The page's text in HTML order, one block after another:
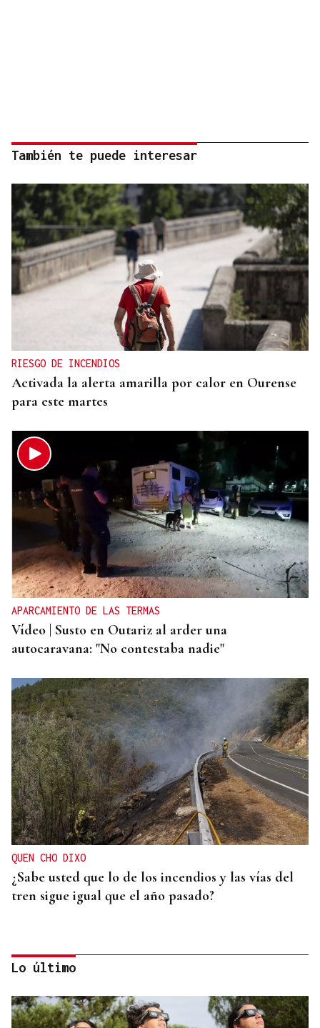
También te puede interesar
RIESGO DE INCENDIOS
Activada la alerta amarilla por calor en Ourense
para este martes
APARCAMIENTO DE LAS TERMAS
Vídeo | Susto en Outariz al arder una
autocaravana: "No contestaba nadie"
QUEN CHO DIXO
¿Sabe usted que lo de los incendios y las vías del
tren sigue igual que el año pasado?
Lo último